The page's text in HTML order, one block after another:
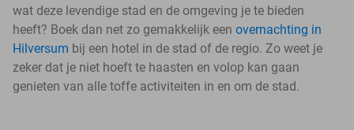
wat deze levendige stad en de omgeving je te bieden
heeft? Boek dan net zo gemakkelijk een overnachting in
Hilversum bij een hotel in de stad of de regio. Zo weet je
zeker dat je niet hoeft te haasten en volop kan gaan
genieten van alle toffe activiteiten in en om de stad.